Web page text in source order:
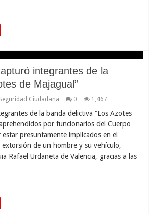
integrantes de la
de Majagual”
Ciudadana 0 1,467
de la banda delictiva “Los Azotes
por funcionarios del Cuerpo
presuntamente implicados en el
de un hombre y su vehículo,
Rafael Urdaneta de Valencia, gracias a las